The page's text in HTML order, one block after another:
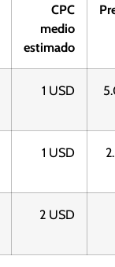
CPC
medio
estimado
1 USD
1 USD
2 USD